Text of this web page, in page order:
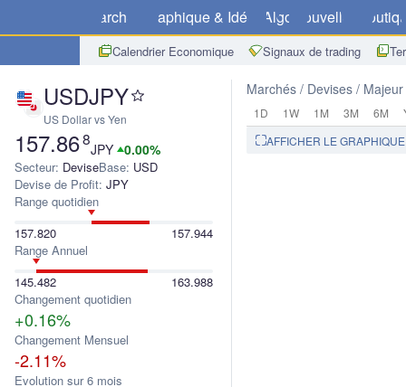
Marchés Graphique & Idées Algo Nouvelles
Calendrier Economique Signaux de trading
USDJPY
US Dollar vs Yen
157.868
JPY 0.00%
Secteur: DeviseBase: USD
Devise de Profit: JPY
Range quotidien
157.820
157.944
Range Annuel
145.482
163.988
Changement quotidien
+0.16%
Changement Mensuel
-2.11%
Evolution sur 6 mois
Marchés Devises Majeur
1D 1W 1M 3M 6M
AFFICHER LE